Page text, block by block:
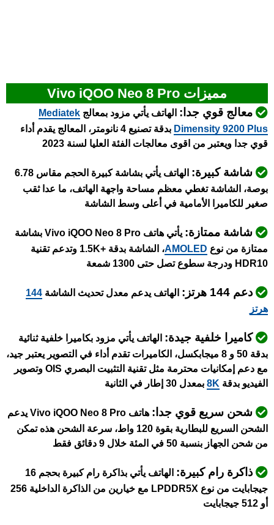
مميزات Vivo iQOO Neo 8 Pro
معالج قوي جدا: الهاتف يأتي مزود بمعالج Mediatek
Dimensity 9200 Plus
بدقة تصنيع 4 نانومتر، المعالج يقدم أداء
قوي جدا ويعتبر من اقوى معالجات الفئة العليا لسنة 2023
شاشة كبيرة:
الهاتف يأتي بشاشة كبيرة الحجم مقاس 6.78
بوصة، الشاشة تغطي معظم مساحة واجهة الهاتف، ما عدا ثقب
صغير للكاميرا الأمامية في أعلى وسط الشاشة
شاشة ممتازة:
يأتي هاتف Vivo iQOO Neo 8 Pro بشاشة
ممتازة من نوع AMOLED
، الشاشة بدقة +1.5K وتدعم تقنية
HDR10 ودرجة سطوع تصل حتى 1300 شمعة
دعم 144 هرتز: الهاتف يدعم معدل تحديث الشاشة 144
هرتز
كاميرا خلفية جيدة: الهاتف يأتي مزود بكاميرا خلفية ثنائية
بدقة 50 و 8 ميجابكسل، الكاميرات تقدم أداء في التصوير يعتبر جيد،
مع دعم إمكانيات محترمة مثل تقنية التثبيت البصري OIS وتصوير
الفيديو بدقة 8K بمعدل 30 إطار في الثانية
شحن سريع قوي جدا:
هاتف Vivo iQOO Neo 8 Pro يدعم
الشحن السريع للبطارية بقوة 120 واط، سرعة الشحن هذه تمكن
من شحن الجهاز بنسبة 50 في المئة خلال 9 دقائق فقط
ذاكرة رام كبيرة:
الهاتف يأتي بذاكرة رام كبيرة بحجم 16
جيجابايت من نوع LPDDR5X مع خيارين من الذاكرة الداخلية 256
أو 512 جيجابايت